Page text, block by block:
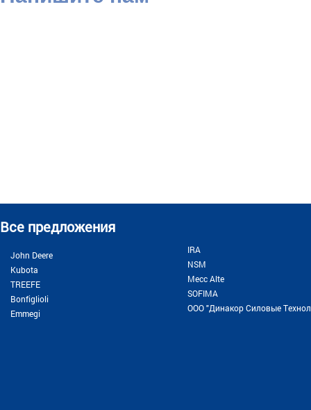
Все предложения
John Deere
Kubota
TREEFE
Bonfiglioli
Emmegi
IRA
NSM
Месс Alte
SOFIMA
ООО "Динакор Силовые